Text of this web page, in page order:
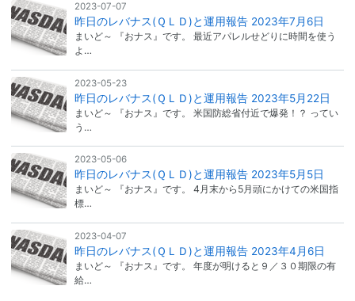
2023-07-07
昨日のレバナス(ＱＬＤ)と運用報告 2023年7月6日
まいど～ 『おナス』です。 最近アパレルせどりに時間を使う
よ…
2023-05-23
昨日のレバナス(ＱＬＤ)と運用報告 2023年5月22日
まいど～ 『おナス』です。 米国防総省付近で爆発！？ ってい
う…
2023-05-06
昨日のレバナス(ＱＬＤ)と運用報告 2023年5月5日
まいど～ 『おナス』です。 4月末から5月頭にかけての米国指
標…
2023-04-07
昨日のレバナス(ＱＬＤ)と運用報告 2023年4月6日
まいど～ 『おナス』です。 年度が明けると９／３０期限の有
給…